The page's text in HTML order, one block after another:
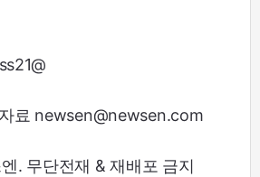
료 newsen@newsen.com
. 무단전재 & 재배포 금지